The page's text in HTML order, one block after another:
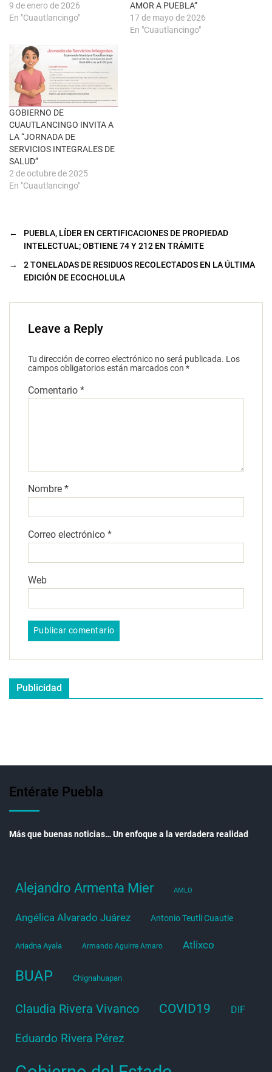
n
u
)
b
r
u
n
a
v
e
n
t
a
n
a
n
u
e
v
)
9 de enero de 2026
En "Cuautlancingo"
AMOR A PUEBLA”
17 de mayo de 2026
En "Cuautlancingo"
GOBIERNO DE
CUAUTLANCINGO INVITA A
LA “JORNADA DE
SERVICIOS INTEGRALES DE
SALUD”
2 de octubre de 2025
En "Cuautlancingo"
←
PUEBLA, LÍDER EN CERTIFICACIONES DE PROPIEDAD
INTELECTUAL; OBTIENE 74 Y 212 EN TRÁMITE
→
2 TONELADAS DE RESIDUOS RECOLECTADOS EN LA ÚLTIMA
EDICIÓN DE ECOCHOLULA
Leave a Reply
Tu dirección de correo electrónico no será publicada. Los
campos obligatorios están marcados con *
Comentario *
Nombre *
Correo electrónico *
Web
Publicidad
Entérate Puebla
Más que buenas noticias… Un enfoque a la verdadera realidad
Alejandro Armenta Mier AMLO
Angélica Alvarado Juárez Antonio Teutli Cuautle
Ariadna Ayala Armando Aguirre Amaro Atlixco
BUAP Chignahuapan
Claudia Rivera Vivanco COVID19 DIF
Eduardo Rivera Pérez